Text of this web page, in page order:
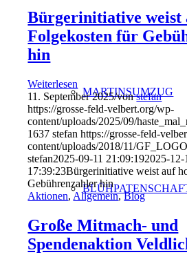
MARTINSUMZUG
Bürgerinitiative weist
Folgekosten für
hin
Weiterlesen
11. September 2025/vonstefan
https://grosse-feld-velbert.org/wp-
content/uploads/2025/09/
1637 stefan https://grosse-feld-
content/uploads/2018/11/
stefan2025-09-11 21:09:192025-12-
17:39:23Bürgerinitiative weist auf
Gebührenzahler hin
Aktionen, Allgemein,Blog
Große Mitmach- und
Spendenaktion